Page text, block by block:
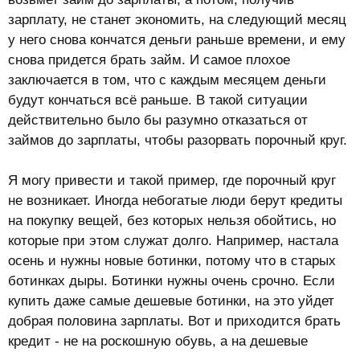
зарплату, не станет экономить, на следующий месяц
у него снова кончатся деньги раньше времени, и ему
снова придется брать займ. И самое плохое
заключается в том, что с каждым месяцем деньги
будут кончаться всё раньше. В такой ситуации
действительно было бы разумно отказаться от
займов до зарплаты, чтобы разорвать порочный круг.
Я могу привести и такой пример, где порочный круг
не возникает. Иногда небогатые люди берут кредиты
на покупку вещей, без которых нельзя обойтись, но
которые при этом служат долго. Например, настала
осень и нужны новые ботинки, потому что в старых
ботинках дыры. Ботинки нужны очень срочно. Если
купить даже самые дешевые ботинки, на это уйдет
добрая половина зарплаты. Вот и приходится брать
кредит - не на роскошную обувь, а на дешевые